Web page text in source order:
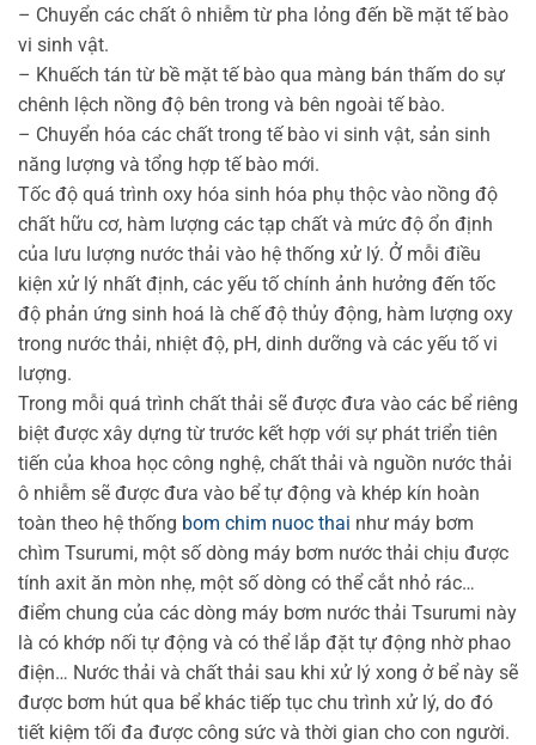
– Chuyển các chất ô nhiễm từ pha lỏng đến bề mặt tế bào
vi sinh vật.
– Khuếch tán từ bề mặt tế bào qua màng bán thấm do sự
chênh lệch nồng độ bên trong và bên ngoài tế bào.
– Chuyển hóa các chất trong tế bào vi sinh vật, sản sinh
năng lượng và tổng hợp tế bào mới.
Tốc độ quá trình oxy hóa sinh hóa phụ thộc vào nồng độ
chất hữu cơ, hàm lượng các tạp chất và mức độ ổn định
của lưu lượng nước thải vào hệ thống xử lý. Ở mỗi điều
kiện xử lý nhất định, các yếu tố chính ảnh hưởng đến tốc
độ phản ứng sinh hoá là chế độ thủy động, hàm lượng oxy
trong nước thải, nhiệt độ, pH, dinh dưỡng và các yếu tố vi
lượng.
Trong mỗi quá trình chất thải sẽ được đưa vào các bể riêng
biệt được xây dựng từ trước kết hợp với sự phát triển tiên
tiến của khoa học công nghệ, chất thải và nguồn nước thải
ô nhiễm sẽ được đưa vào bể tự động và khép kín hoàn
toàn theo hệ thống bom chim nuoc thai như máy bơm
chìm Tsurumi, một số dòng máy bơm nước thải chịu được
tính axit ăn mòn nhẹ, một số dòng có thể cắt nhỏ rác…
điểm chung của các dòng máy bơm nước thải Tsurumi này
là có khớp nối tự động và có thể lắp đặt tự động nhờ phao
điện… Nước thải và chất thải sau khi xử lý xong ở bể này sẽ
được bơm hút qua bể khác tiếp tục chu trình xử lý, do đó
tiết kiệm tối đa được công sức và thời gian cho con người.